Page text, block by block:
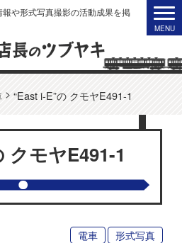
報や形式写真撮影の活動成果を掲
> “East i-E”の クモヤE491-1
クモヤE491-1
電車 形式写真